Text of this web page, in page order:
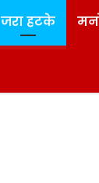
जरा हटके